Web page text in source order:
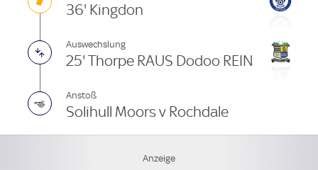
36' Kingdon
Auswechslung
25' Thorpe RAUS Dodoo REIN
Anstoß
Solihull Moors v Rochdale